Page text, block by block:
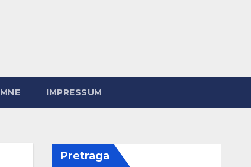
IMPRESSUM
Pretraga